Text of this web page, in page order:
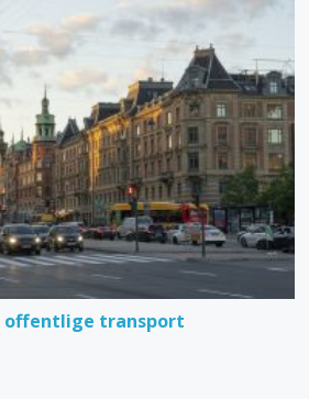
offentlige transport